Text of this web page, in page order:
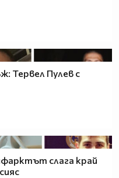
Тервел Пулев с
слага край